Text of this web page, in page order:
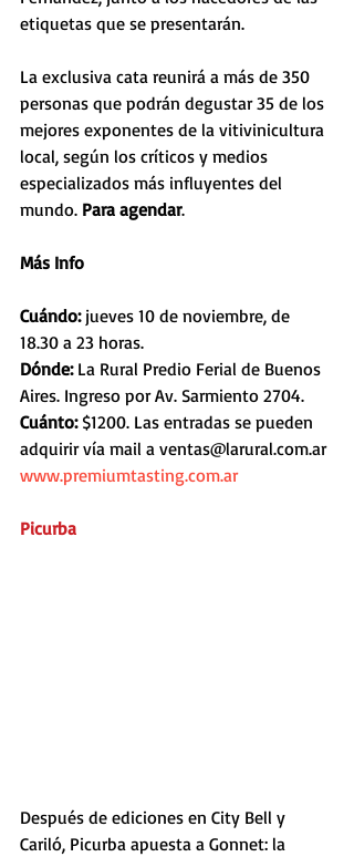
etiquetas que se presentarán.
La exclusiva cata reunirá a más de 350
personas que podrán degustar 35 de los
mejores exponentes de la vitivinicultura
local, según los críticos y medios
especializados más influyentes del
mundo. Para agendar.
Más Info
Cuándo: jueves 10 de noviembre, de
18.30 a 23 horas.
Dónde: La Rural Predio Ferial de Buenos
Aires. Ingreso por Av. Sarmiento 2704.
Cuánto: $1200. Las entradas se pueden
adquirir vía mail a ventas@larural.com.ar
www.premiumtasting.com.ar
Picurba
Después de ediciones en City Bell y
Cariló, Picurba apuesta a Gonnet: la